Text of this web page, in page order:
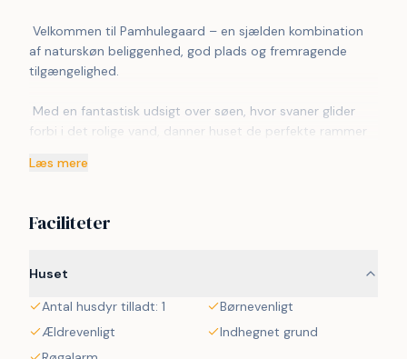
af naturskøn beliggenhed, god plads og fremragende
tilgængelighed.
forbi i det rolige vand, danner huset de perfekte rammer
generationer samlet under samme tag.
betydning. De store fællesarealer giver plads til samvær,
til ro og fordybelse.
━━━━━━━━━━
PLADS TIL MANGE – INDE OG UDE
Læs mere
Faciliteter
Huset
Antal husdyr tilladt: 1
Børnevenligt
Ældrevenligt
Indhegnet grund